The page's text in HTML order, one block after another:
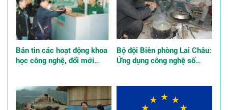
Bản tin các hoạt động khoa
học công nghệ, đổi mới
Bộ đội Biên phòng Lai Châu:
Ứng dụng công nghệ số